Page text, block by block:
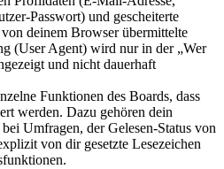
Passwort) und gescheiterte
deinem Browser übermittelte
(User Agent) wird nur in der „Wer
und nicht dauerhaft
Funktionen des Boards, dass
werden. Dazu gehören dein
Umfragen, der Gelesen-Status von
von dir gesetzte Lesezeichen